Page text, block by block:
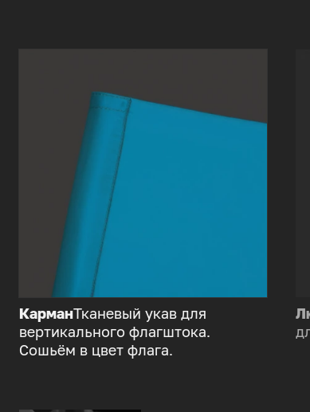
КарманТканевый укав для
вертикального флагштока.
Сошьём в цвет флага.